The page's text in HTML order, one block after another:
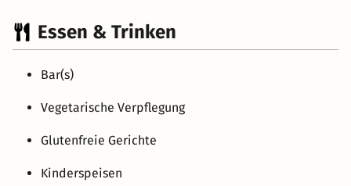
Essen & Trinken
Bar(s)
Vegetarische Verpflegung
Glutenfreie Gerichte
Kinderspeisen